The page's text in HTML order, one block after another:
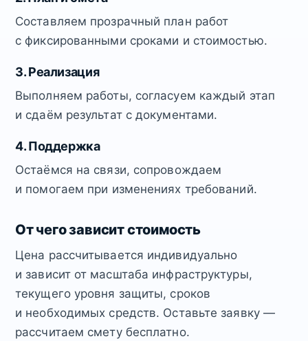
Составляем прозрачный план работ
с фиксированными сроками и стоимостью.
3. Реализация
Выполняем работы, согласуем каждый этап
и сдаём результат с документами.
4. Поддержка
Остаёмся на связи, сопровождаем
и помогаем при изменениях требований.
От чего зависит стоимость
Цена рассчитывается индивидуально
и зависит от масштаба инфраструктуры,
текущего уровня защиты, сроков
и необходимых средств. Оставьте заявку —
рассчитаем смету бесплатно.